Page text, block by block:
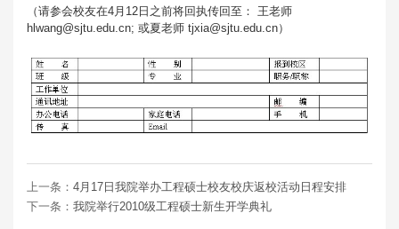
（请参会校友在4月12日之前将回执传回至： 王老师
hlwang@sjtu.edu.cn; 或夏老师 tjxia@sjtu.edu.cn）
上一条： 4月17日我院举办工程硕士校友校庆返校活动日程安排
下一条： 我院举行2010级工程硕士新生开学典礼